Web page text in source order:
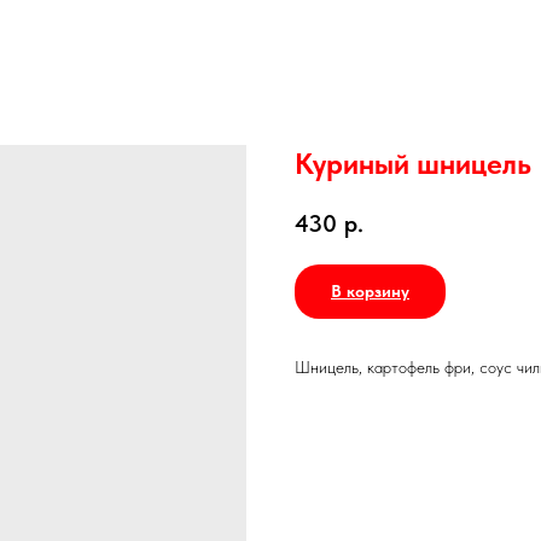
Куриный шницель
430 р.
В корзину
Шницель, картофель фри, соус